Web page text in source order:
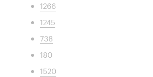
1266
1245
738
180
1520